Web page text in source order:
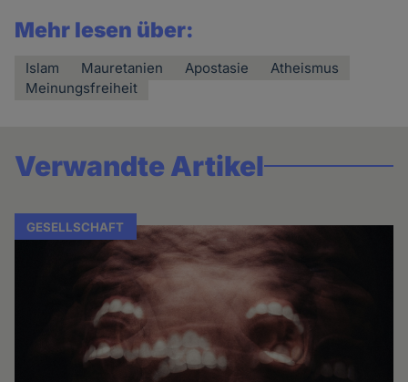
Mehr lesen über:
Islam Mauretanien Apostasie
Atheismus
Meinungsfreiheit
Verwandte Artikel
GESELLSCHAFT